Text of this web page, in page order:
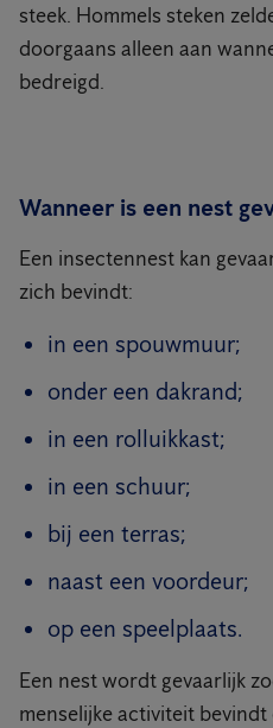
steek. Hommels steken
doorgaans alleen aan
bedreigd.
Wanneer is een nest
Een insectennest kan
zich bevindt:
in een spouwmuur;
onder een dakrand;
in een rolluikkast;
in een schuur;
bij een terras;
naast een voordeur;
op een speelplaats.
Een nest wordt gevaarlijk
menselijke activiteit